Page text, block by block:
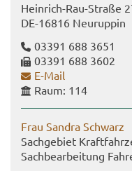
Heinrich-​Rau-Straße
DE-​16816 Neu­rup­pin
03391 688 3651
03391 688 3602
E-​Mail
Raum: 114
Frau San­dra Schwarz
Sach­ge­biet
Sach­be­ar­bei­tung